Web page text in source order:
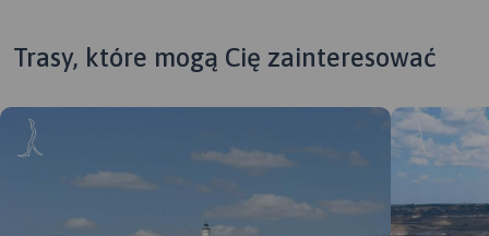
Trasy, które mogą Cię zainteresować